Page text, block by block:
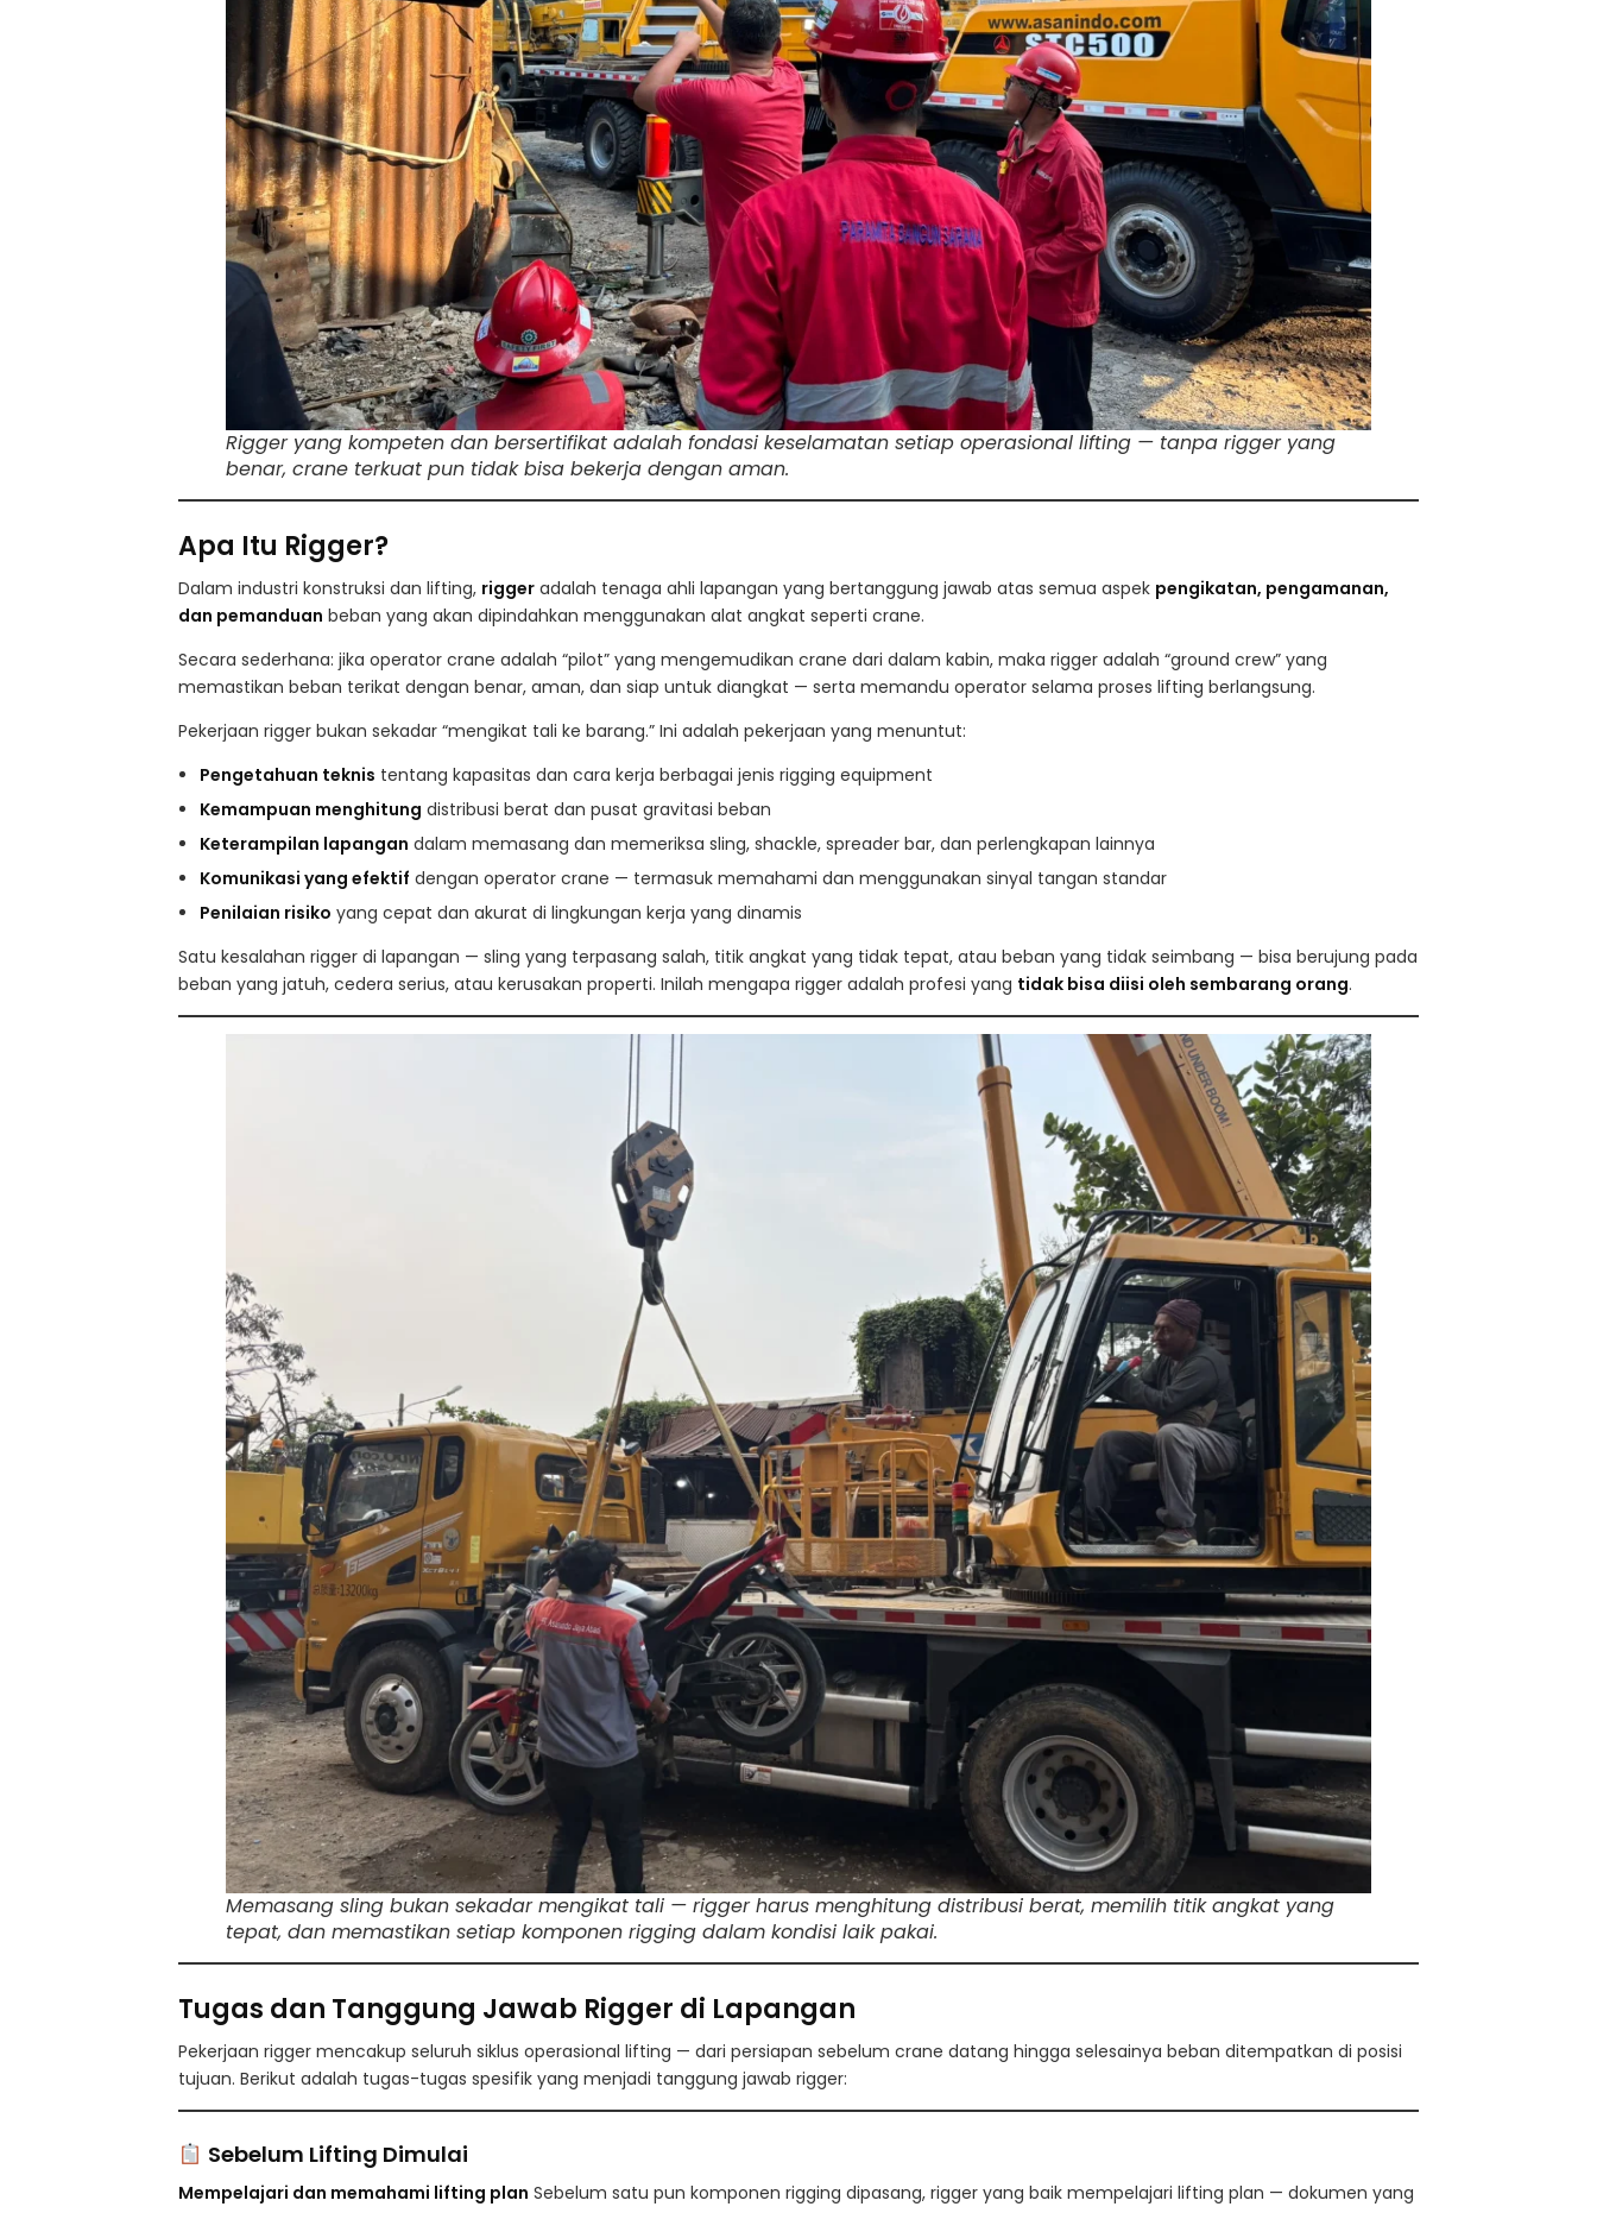
Rigger yang kompeten dan bersertifikat adalah fondasi keselamatan setiap operasional lifting — tanpa rigger yang
benar, crane terkuat pun tidak bisa bekerja dengan aman.
Apa Itu Rigger?
Dalam industri konstruksi dan lifting, rigger adalah tenaga ahli lapangan yang bertanggung jawab atas semua aspek pengikatan, pengamanan,
dan pemanduan beban yang akan dipindahkan menggunakan alat angkat seperti crane.
Secara sederhana: jika operator crane adalah “pilot” yang mengemudikan crane dari dalam kabin, maka rigger adalah “ground crew” yang
memastikan beban terikat dengan benar, aman, dan siap untuk diangkat — serta memandu operator selama proses lifting berlangsung.
Pekerjaan rigger bukan sekadar “mengikat tali ke barang.” Ini adalah pekerjaan yang menuntut:
Pengetahuan teknis tentang kapasitas dan cara kerja berbagai jenis rigging equipment
Kemampuan menghitung distribusi berat dan pusat gravitasi beban
Keterampilan lapangan dalam memasang dan memeriksa sling, shackle, spreader bar, dan perlengkapan lainnya
Komunikasi yang efektif dengan operator crane — termasuk memahami dan menggunakan sinyal tangan standar
Penilaian risiko yang cepat dan akurat di lingkungan kerja yang dinamis
Satu kesalahan rigger di lapangan — sling yang terpasang salah, titik angkat yang tidak tepat, atau beban yang tidak seimbang — bisa berujung pada
beban yang jatuh, cedera serius, atau kerusakan properti. Inilah mengapa rigger adalah profesi yang tidak bisa diisi oleh sembarang orang.
Memasang sling bukan sekadar mengikat tali — rigger harus menghitung distribusi berat, memilih titik angkat yang
tepat, dan memastikan setiap komponen rigging dalam kondisi laik pakai.
Tugas dan Tanggung Jawab Rigger di Lapangan
Pekerjaan rigger mencakup seluruh siklus operasional lifting — dari persiapan sebelum crane datang hingga selesainya beban ditempatkan di posisi
tujuan. Berikut adalah tugas-tugas spesifik yang menjadi tanggung jawab rigger:
Sebelum Lifting Dimulai
Mempelajari dan memahami lifting plan Sebelum satu pun komponen rigging dipasang, rigger yang baik mempelajari lifting plan — dokumen yang